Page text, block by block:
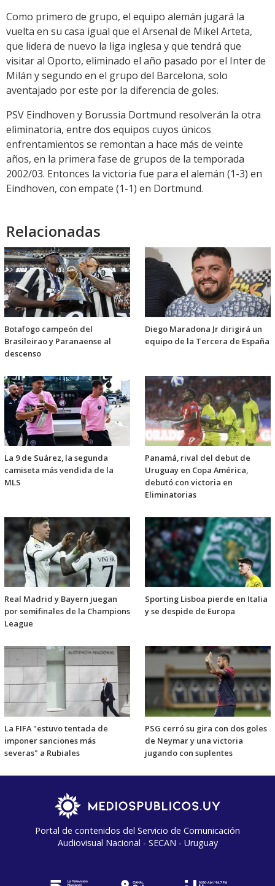
Como primero de grupo, el equipo alemán jugará la
vuelta en su casa igual que el Arsenal de Mikel Arteta,
que lidera de nuevo la liga inglesa y que tendrá que
visitar al Oporto, eliminado el año pasado por el Inter de
Milán y segundo en el grupo del Barcelona, solo
aventajado por este por la diferencia de goles.
PSV Eindhoven y Borussia Dortmund resolverán la otra
eliminatoria, entre dos equipos cuyos únicos
enfrentamientos se remontan a hace más de veinte
años, en la primera fase de grupos de la temporada
2002/03. Entonces la victoria fue para el alemán (1-3) en
Eindhoven, con empate (1-1) en Dortmund.
Relacionadas
Botafogo campeón del
Brasileirao y Paranaense al
descenso
Diego Maradona Jr dirigirá un
equipo de la Tercera de España
La 9 de Suárez, la segunda
camiseta más vendida de la
MLS
Panamá, rival del debut de
Uruguay en Copa América,
debutó con victoria en
Eliminatorias
Real Madrid y Bayern juegan
por semifinales de la Champions
League
Sporting Lisboa pierde en Italia
y se despide de Europa
La FIFA "estuvo tentada de
imponer sanciones más
severas" a Rubiales
PSG cerró su gira con dos goles
de Neymar y una victoria
jugando con suplentes
Portal de contenidos del Servicio de Comunicación
Audiovisual Nacional - SECAN - Uruguay